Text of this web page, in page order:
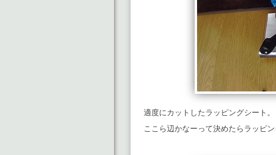
適度にカットしたラッピングシート。
ここら辺かなーって決めたらラッピ